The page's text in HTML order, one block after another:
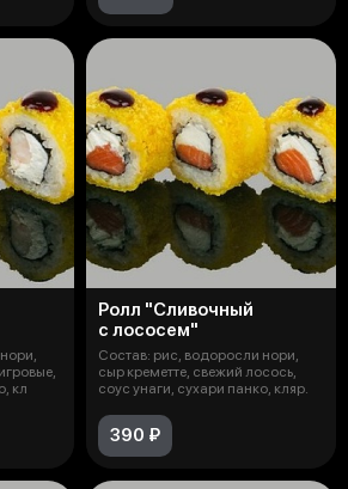
кл
Ролл "Сливочный
с лососем"
Состав: рис, водоросли нори,
сыр креметте, свежий лосось,
соус унаги, сухари панко, кляр.
390 ₽